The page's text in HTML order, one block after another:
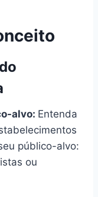
alvo: Entenda
público-alvo:
ou